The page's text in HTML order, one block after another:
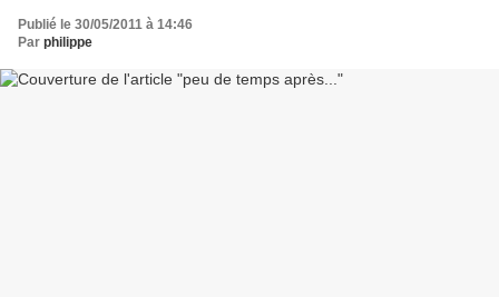
Publié le 30/05/2011 à 14:46
Par philippe